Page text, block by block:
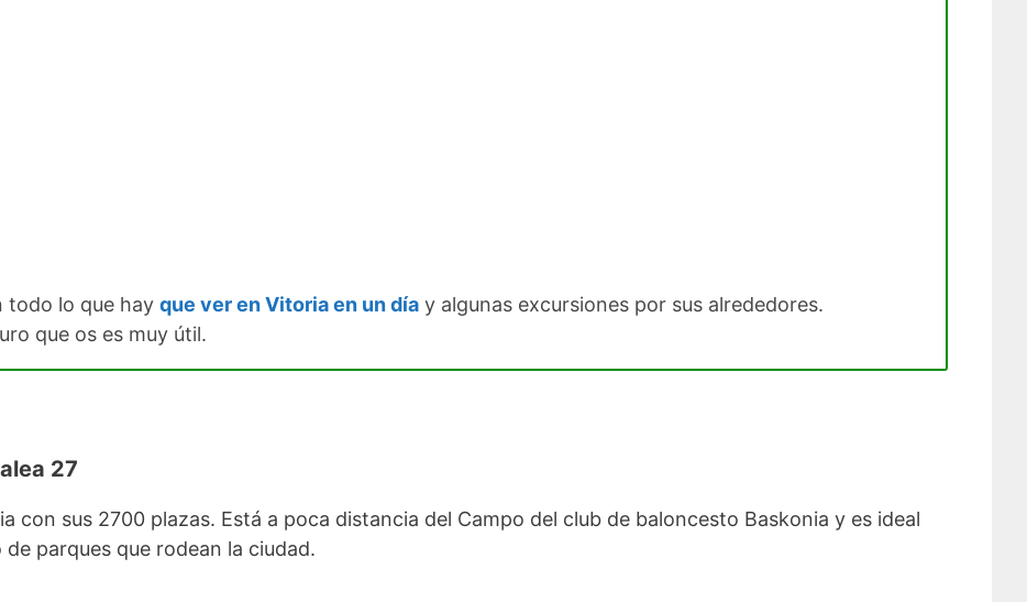
todo lo que hay que ver en Vitoria en un día y algunas excursiones por sus alrededores.
que os es muy útil.
27
con sus 2700 plazas. Está a poca distancia del Campo del club de baloncesto Baskonia y es ideal
parques que rodean la ciudad.